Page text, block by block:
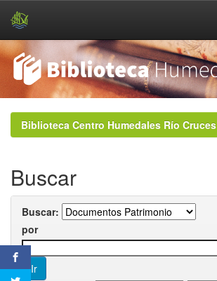
navigationBiblioteca Centro Humedales Río Cruces
Buscar
Buscar:
por